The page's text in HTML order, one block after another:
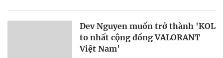
Dev Nguyen muốn trở thành 'KOL
to nhất cộng đồng VALORANT
Việt Nam'